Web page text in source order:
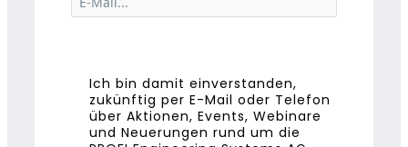
Ich bin damit einverstanden,
zukünftig per E-Mail oder Telefon
über Aktionen, Events, Webinare
und Neuerungen rund um die